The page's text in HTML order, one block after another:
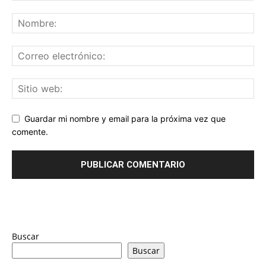
Guardar mi nombre y email para la próxima vez que
comente.
Buscar
Buscar